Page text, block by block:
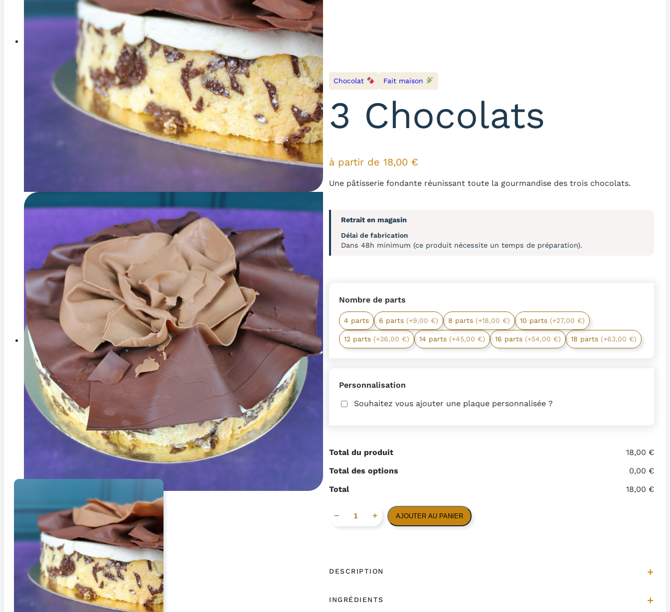
Chocolat Fait maison
3 Chocolats
à partir de 18,00 €
Une pâtisserie fondante réunissant toute la gourmandise des trois chocolats.
Retrait en magasin
Délai de fabrication
Dans 48h minimum (ce produit nécessite un temps de préparation).
Nombre de parts
4 parts 6 parts (+9,00 €) 8 parts (+18,00 €) 10 parts (+27,00 €)
12 parts (+36,00 €) 14 parts (+45,00 €) 16 parts (+54,00 €) 18 parts (+63,00 €)
Personnalisation
Souhaitez vous ajouter une plaque personnalisée ?
Total du produit
18,00 €
Total des options
0,00 €
Total
18,00 €
t
− + AJOUTER AU PANIER
DESCRIPTION
INGRÉDIENTS